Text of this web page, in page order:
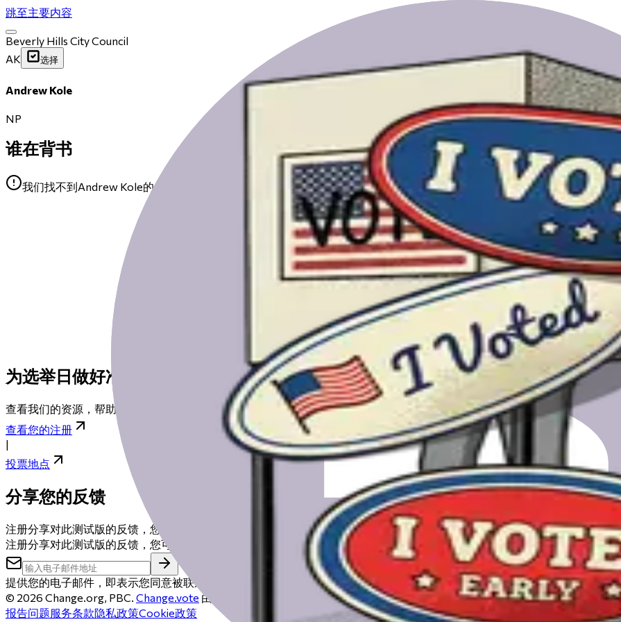
跳至主要内容
Beverly Hills City Council
AK
选择
Andrew Kole
NP
谁在背书
我们找不到Andrew Kole的任何公开背书。
为选举日做好准备
查看我们的资源，帮助您为选举日做好准备，从登记到找到您的投票站。
查看您的注册
投票地点
分享您的反馈
注册分享对此测试版的反馈，您可能会获得50美元礼品卡。
注册分享对此测试版的反馈，您可能会获得50美元礼品卡。
提供您的电子邮件，即表示您同意被联系以安排反馈电话。您的电子邮件仅用于安排时间和在通话完成后收到您的礼品卡。
© 2026 Change.org, PBC. Change.vote 由Change.org运营，这是一家非营利所有的PBC公司。
报告问题服务条款隐私政策Cookie政策